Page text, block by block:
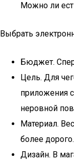
Можно ли
Выбрать
Бюджет.
Цель. Для
приложения
неровной
Материал.
более дорого.
Дизайн. В